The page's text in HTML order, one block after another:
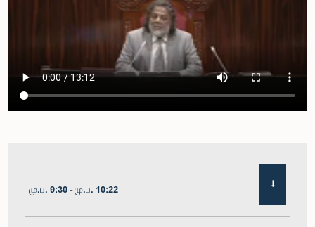
மு.ப. 9:30 - மு.ப. 10:22